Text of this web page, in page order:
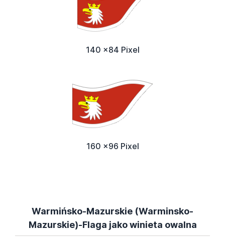
140 x84 Pixel
160 x96 Pixel
Warmińsko-Mazurskie (Warminsko-
Mazurskie)-Flaga jako winieta owalna